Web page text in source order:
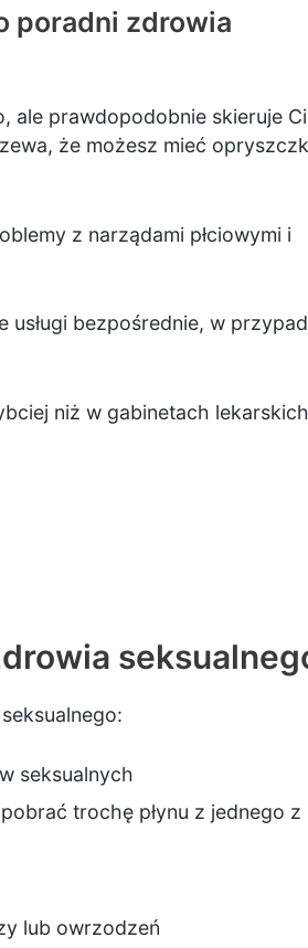
poradni zdrowia
ale prawdopodobnie skieruje
że możesz mieć
z narządami płciowymi i
usługi bezpośrednie, w
niż w gabinetach
seksualnych
trochę płynu z jednego
lub owrzodzeń